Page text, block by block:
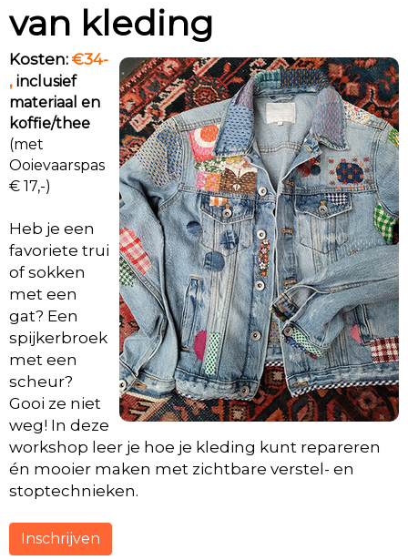
van kleding
Kosten: €34-
, inclusief
materiaal en
koffie/thee
(met
Ooievaarspas
€ 17,-)
Heb je een
favoriete trui
of sokken
met een
gat? Een
spijkerbroek
met een
scheur?
Gooi ze niet
weg! In deze
workshop leer je hoe je kleding kunt repareren
én mooier maken met zichtbare verstel- en
stoptechnieken.
Inschrijven